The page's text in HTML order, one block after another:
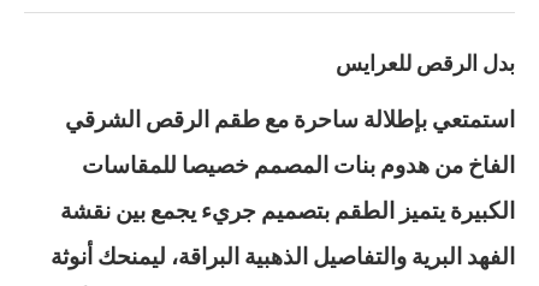
بدل الرقص للعرايس
استمتعي بإطلالة ساحرة مع طقم الرقص الشرقي
الفاخ من هدوم بنات المصمم خصيصا للمقاسات
الكبيرة يتميز الطقم بتصميم جريء يجمع بين نقشة
الفهد البرية والتفاصيل الذهبية البراقة، ليمنحك أنوثة